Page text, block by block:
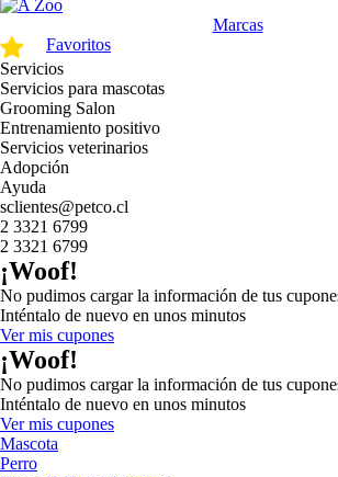
Marcas
Favoritos
Servicios
Servicios para mascotas
Grooming Salon
Entrenamiento positivo
Servicios veterinarios
Adopción
Ayuda
sclientes@petco.cl
2 3321 6799
2 3321 6799
¡Woof!
No pudimos cargar la información de tus
Inténtalo de nuevo en unos minutos
Ver mis cupones
¡Woof!
No pudimos cargar la información de tus
Inténtalo de nuevo en unos minutos
Ver mis cupones
Mascota
Perro